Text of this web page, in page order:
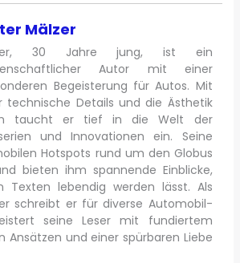
Mälzer
30 Jahre jung, ist ein
Autor mit einer
Begeisterung für Autos. Mit
technische Details und die Ästhetik
taucht er tief in die Welt der
und Innovationen ein. Seine
Hotspots rund um den Globus
bieten ihm spannende Einblicke,
Texten lebendig werden lässt. Als
schreibt er für diverse Automobil-
seine Leser mit fundiertem
Ansätzen und einer spürbaren Liebe